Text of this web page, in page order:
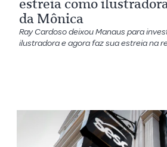
estreia como
da Mônica
Ray Cardoso deixou Manaus para
ilustradora e agora faz sua estreia na